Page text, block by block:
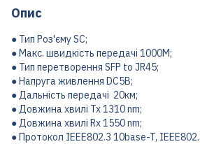
Опис
● Тип Роз'єму SC;
● Макс. швидкість передачі 1000М;
● Тип перетворення SFP to JR45;
● Напруга живлення DC5В;
● Дальність передачі 20км;
● Довжина хвилі Tx 1310 nm;
● Довжина хвилі Rx 1550 nm;
● Протокол IEEE802.3 10base-T,